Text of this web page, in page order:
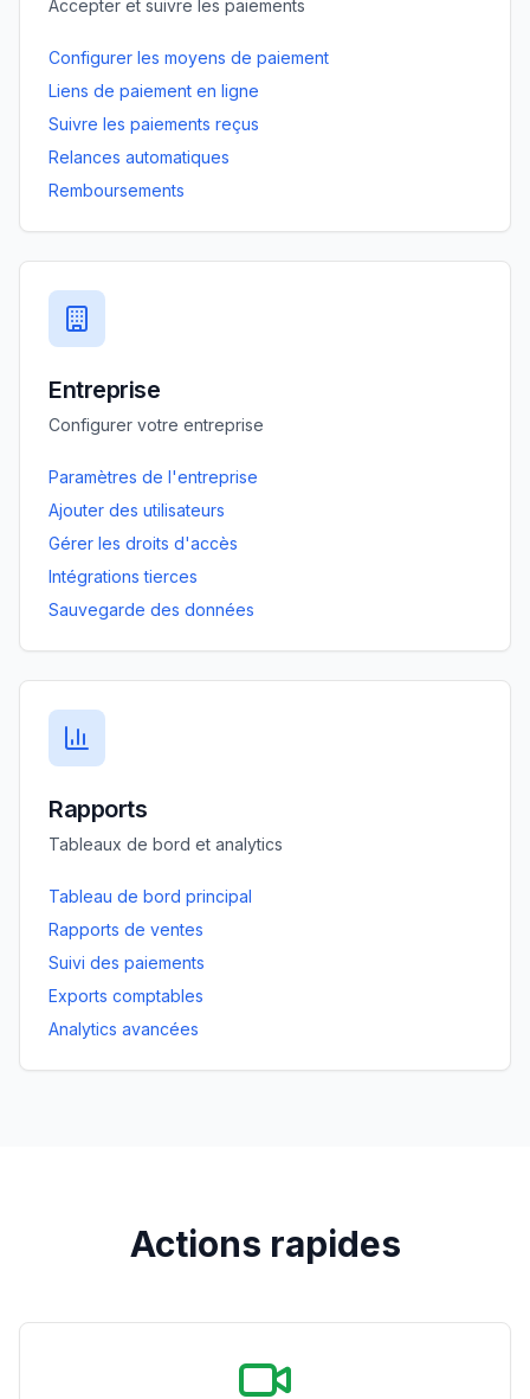
Accepter et suivre les paiements
Configurer les moyens de paiement
Liens de paiement en ligne
Suivre les paiements reçus
Relances automatiques
Remboursements
Entreprise
Configurer votre entreprise
Paramètres de l'entreprise
Ajouter des utilisateurs
Gérer les droits d'accès
Intégrations tierces
Sauvegarde des données
Rapports
Tableaux de bord et analytics
Tableau de bord principal
Rapports de ventes
Suivi des paiements
Exports comptables
Analytics avancées
Actions rapides